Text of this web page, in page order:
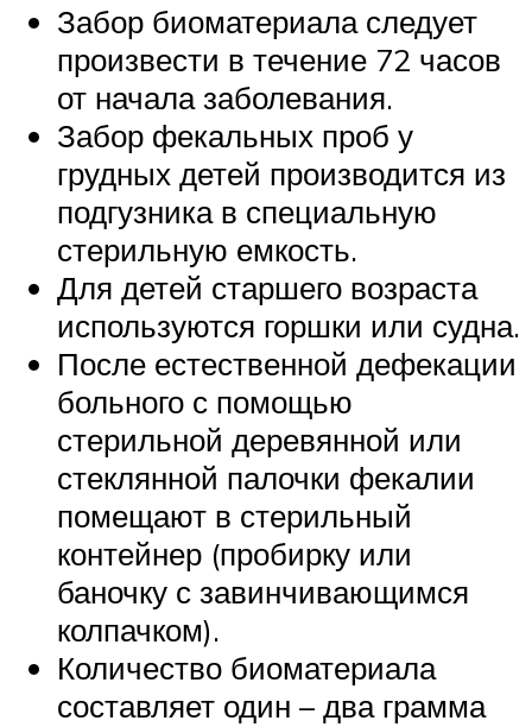
Забор биоматериала следует
произвести в течение 72 часов
от начала заболевания.
Забор фекальных проб у
грудных детей производится из
подгузника в специальную
стерильную емкость.
Для детей старшего возраста
используются горшки или судна.
После естественной дефекации
больного с помощью
стерильной деревянной или
стеклянной палочки фекалии
помещают в стерильный
контейнер (пробирку или
баночку с завинчивающимся
колпачком).
Количество биоматериала
составляет один – два грамма